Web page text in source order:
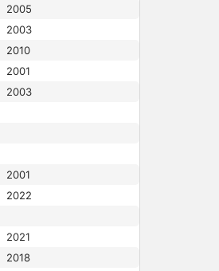
2005
2003
2010
2001
2003
2001
2022
2021
2018